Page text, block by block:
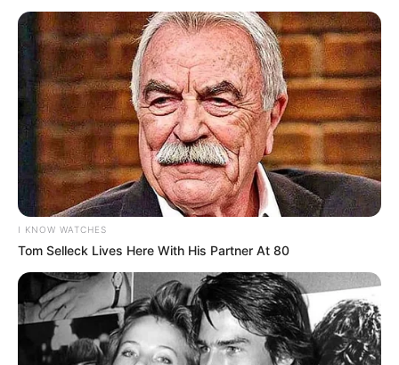
1 EL Mehl oder Speisestärke zum Binden
Optional: Preiselbeeren oder dunkle
Schokolade für eine besondere Note
Tipp: Für besonders intensives Aroma empfiehlt
sich Hirschfleisch aus regionaler Jagd oder vom
Metzger des Vertrauens. Frisch ist hier
entscheidend.
Schritt-für-Schritt
Zubereitung
I KNOW WATCHES
Tom Selleck Lives Here With His Partner At 80